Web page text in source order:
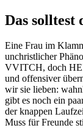
Das solltest
Eine Frau im
unchristlicher
VVITCH, doch
und offensiver
wir sie lieben:
gibt es noch ein
der knappen
Muss für Freunde